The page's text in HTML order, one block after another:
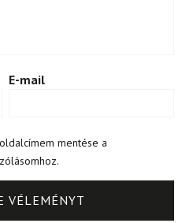
E-mail
mentése a